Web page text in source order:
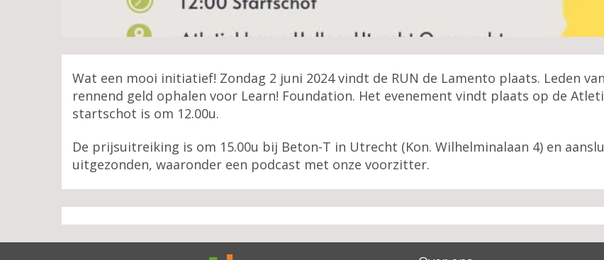
Wat een mooi initiatief! Zondag 2 juni 2024 vindt de RUN de Lamento plaats. Leden
rennend geld ophalen voor Learn! Foundation. Het evenement vindt plaats op de
startschot is om 12.00u.
De prijsuitreiking is om 15.00u bij Beton-T in Utrecht (Kon. Wilhelminalaan 4) en
uitgezonden, waaronder een podcast met onze voorzitter.